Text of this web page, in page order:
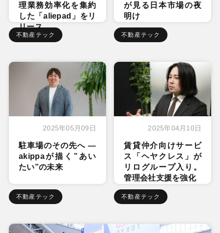
理業務効率化を集約
した「aliepad」をリ
リース
不動産テック
が見る日本市場の夜
明け
不動産テック
2025年05月09日
駐車場のその先へ ―
akippaが描く”あい
たい”の未来
不動産テック
2025年04月10日
賃貸仲介向けサービ
ス「ヘヤクレス」が
リログループ入り。
管理会社支援を強化
不動産テック